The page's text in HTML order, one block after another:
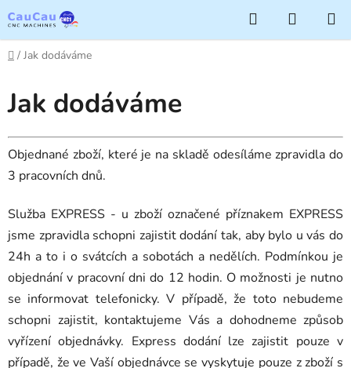
na
obsah
Hledat
KOŠÍK
Domů
/ Jak dodáváme
Jak dodáváme
Objednané zboží, které je na skladě odesíláme zpravidla do
3 pracovních dnů.
Služba EXPRESS - u zboží označené příznakem EXPRESS
jsme zpravidla schopni zajistit dodání tak, aby bylo u vás do
24h a to i o svátcích a sobotách a nedělích. Podmínkou je
objednání v pracovní dni do 12 hodin. O možnosti je nutno
se informovat telefonicky. V případě, že toto nebudeme
schopni zajistit, kontaktujeme Vás a dohodneme způsob
vyřízení objednávky. Express dodání lze zajistit pouze v
případě, že ve Vaší objednávce se vyskytuje pouze z zboží s